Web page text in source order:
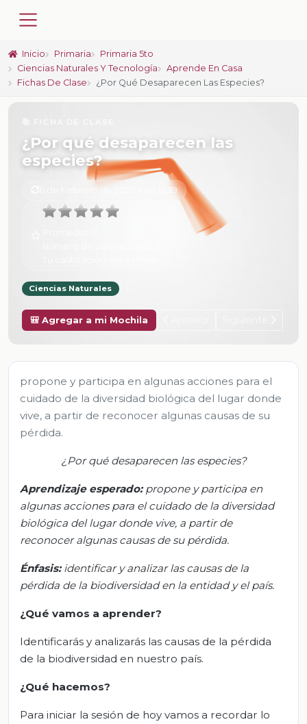
Inicio Primaria
Primaria 5to
Ciencias Naturales Y Tecnología
Aprende En Casa
Fichas De Clase
¿Por Qué Desaparecen Las Especies?
¿Por qué desaparecen las
especies?
6 de Febrero de 2025 a las 15:39
Ciencias Naturales
🎒 Agregar a mi Mochila
propone y participa en algunas acciones para el
cuidado de la diversidad biológica del lugar donde
vive, a partir de reconocer algunas causas de su
pérdida.
¿Por qué desaparecen las especies?
Aprendizaje esperado: propone y participa en
algunas acciones para el cuidado de la diversidad
biológica del lugar donde vive, a partir de
reconocer algunas causas de su pérdida.
Énfasis: identificar y analizar las causas de la
pérdida de la biodiversidad en la entidad y el país.
¿Qué vamos a aprender?
Identificarás y analizarás las causas de la pérdida
de la biodiversidad en nuestro país.
¿Qué hacemos?
Para iniciar la sesión de hoy vamos a recordar lo